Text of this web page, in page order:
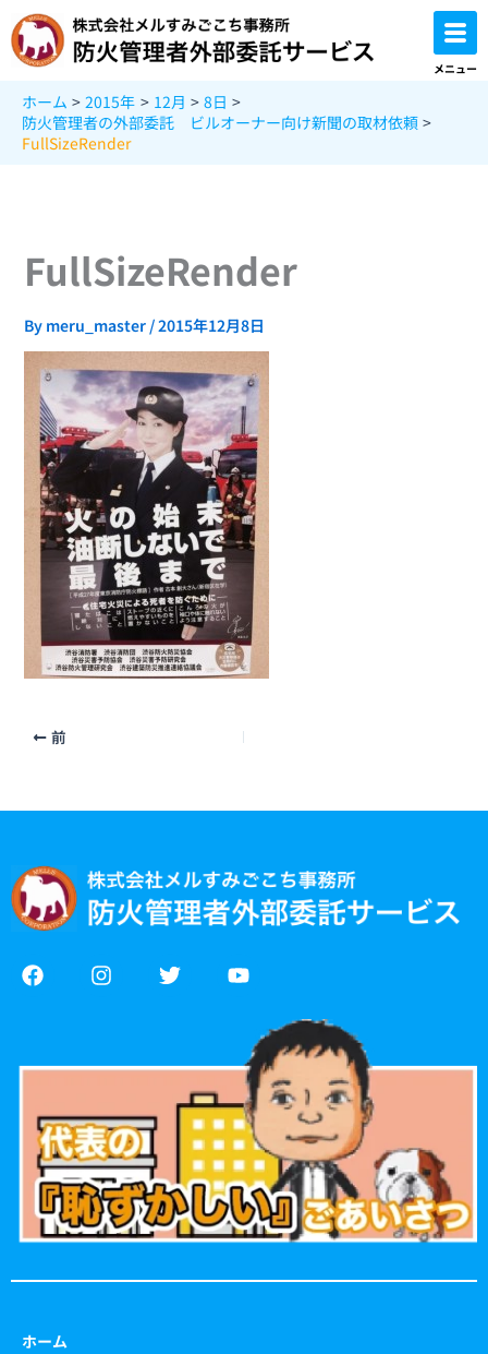
容
を
メニュー
ホーム 2015年 12月
8日
防火管理者の外部委託 ビルオーナー向け新聞の取材依頼
FullSizeRender
FullSizeRender
By meru_master /2015年12月8日
前
F
a
o
k
I
n
g
a
m
T
w
e
Y
o
u
b
e
ホーム